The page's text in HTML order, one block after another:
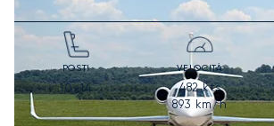
POSTI
10-14
VELOCITÀ
482kts
893 km/h